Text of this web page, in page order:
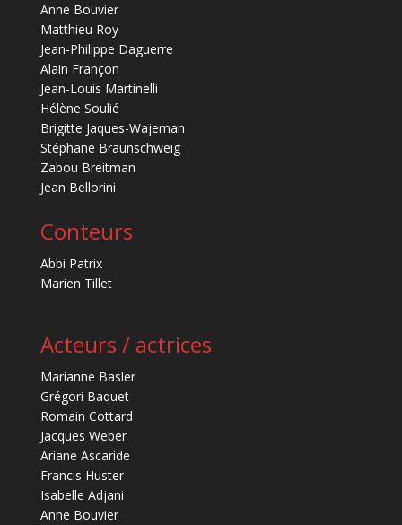
Anne Bouvier
Matthieu Roy
Jean-Philippe Daguerre
Alain Françon
Jean-Louis Martinelli
Hélène Soulié
Brigitte Jaques-Wajeman
Stéphane Braunschweig
Zabou Breitman
Jean Bellorini
Conteurs
Abbi Patrix
Marien Tillet
Acteurs / actrices
Marianne Basler
Grégori Baquet
Romain Cottard
Jacques Weber
Ariane Ascaride
Francis Huster
Isabelle Adjani
Anne Bouvier